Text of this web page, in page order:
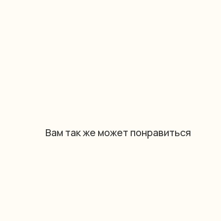
Вам так же может понравиться